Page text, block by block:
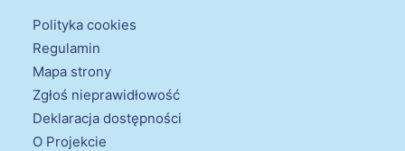
Polityka cookies
Regulamin
Mapa strony
Zgłoś nieprawidłowość
Deklaracja dostępności
O Projekcie